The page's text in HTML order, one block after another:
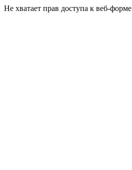
Не хватает прав доступа к веб-